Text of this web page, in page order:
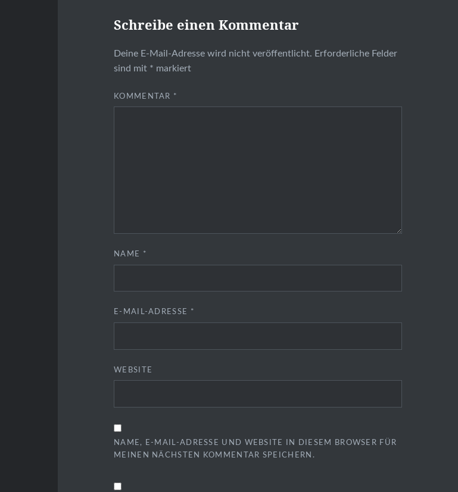
Schreibe einen Kommentar
Deine E-Mail-Adresse wird nicht veröffentlicht. Erforderliche Felder
sind mit * markiert
KOMMENTAR *
NAME *
E-MAIL-ADRESSE *
WEBSITE
NAME, E-MAIL-ADRESSE UND WEBSITE IN DIESEM BROWSER FÜR
MEINEN NÄCHSTEN KOMMENTAR SPEICHERN.